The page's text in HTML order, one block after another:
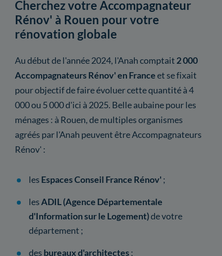
Cherchez votre Accompagnateur
Rénov' à Rouen pour votre
rénovation globale
Au début de l'année 2024, l'Anah comptait 2 000
Accompagnateurs Rénov' en Franceet se fixait
pour objectif de faire évoluer cette quantité à 4
000 ou 5 000 d'ici à 2025. Belle aubaine pour les
ménages : à Rouen, de multiples organismes
agréés par l'Anah peuvent être Accompagnateurs
Rénov' :
les Espaces Conseil France Rénov' ;
lesADIL (Agence Départementale
d'Information sur le Logement)de votre
département ;
des bureaux d'architectes ;